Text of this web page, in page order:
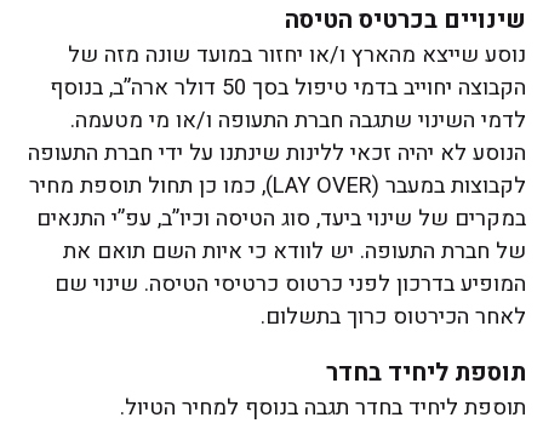
שינויים בכרטיס הטיסה
נוסע שייצא מהארץ ו/או יחזור במועד שונה מזה של
הקבוצה יחוייב בדמי טיפול בסך 50 דולר ארה”ב, בנוסף
לדמי השינוי שתגבה חברת התעופה ו/או מי מטעמה.
הנוסע לא יהיה זכאי ללינות שינתנו על ידי חברת התעופה
לקבוצות במעבר (LAY OVER), כמו כן תחול תוספת מחיר
במקרים של שינוי ביעד, סוג הטיסה וכיו”ב, עפ”י התנאים
של חברת התעופה. יש לוודא כי איות השם תואם את
המופיע בדרכון לפני כרטוס כרטיסי הטיסה. שינוי שם
לאחר הכירטוס כרוך בתשלום.
תוספת ליחיד בחדר
תוספת ליחיד בחדר תגבה בנוסף למחיר הטיול.